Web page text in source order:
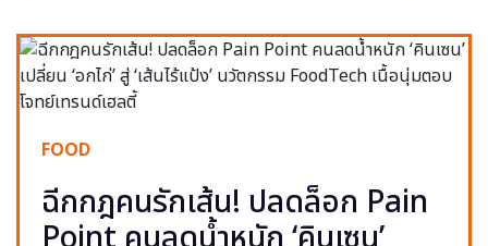
FOOD
ฉีกกฎคนรักเส้น! ปลดล็อก Pain